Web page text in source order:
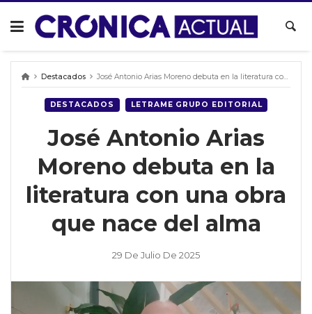
Skip
content
Destacados José Antonio Arias Moreno debuta en la literatura con una obra que nace del alma
DESTACADOS LETRAME GRUPO EDITORIAL
José Antonio Arias
Moreno debuta en la
literatura con una obra
que nace del alma
29 De Julio De 2025